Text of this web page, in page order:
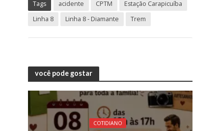
Tags acidente CPTM
Estação Carapicuíba
Linha 8
Linha 8 - Diamante Trem
você pode gostar
COTIDIANO